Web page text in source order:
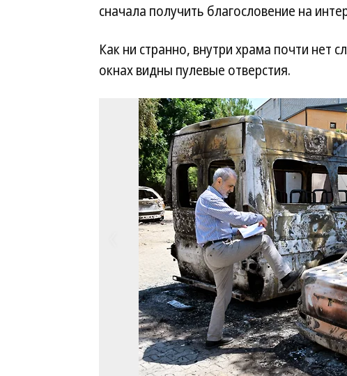
сначала получить благословение на
Как ни странно, внутри храма почти нет
окнах видны пулевые отверстия.